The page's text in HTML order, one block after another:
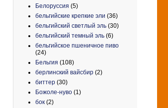
Белоруссия (5)
бельгийские крепкие эли (36)
бельгийский светлый эль (30)
бельгийский темный эль (6)
бельгийское пшеничное пиво
(24)
Бельгия (108)
берлинский вайсбир (2)
биттер (30)
Божоле-нуво (1)
бок (2)